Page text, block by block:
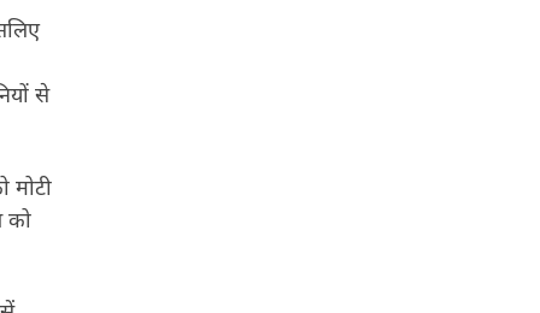
से
मोटी
को